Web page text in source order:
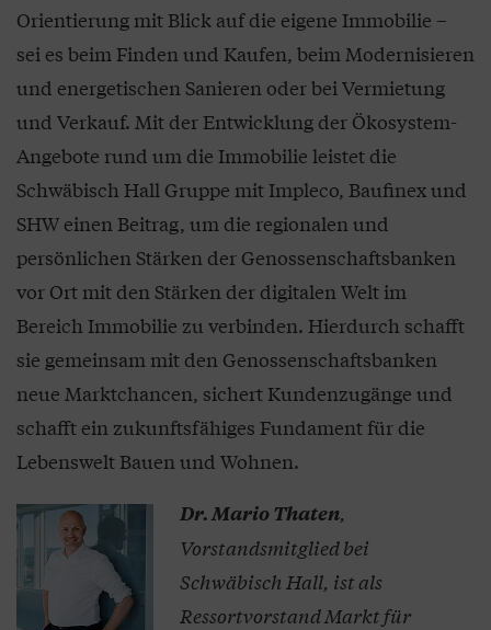
Orientierung mit Blick auf die eigene Immobilie –
sei es beim Finden und Kaufen, beim Modernisieren
und energetischen Sanieren oder bei Vermietung
und Verkauf. Mit der Entwicklung der Ökosystem-
Angebote rund um die Immobilie leistet die
Schwäbisch Hall Gruppe mit Impleco, Baufinex und
SHW einen Beitrag, um die regionalen und
persönlichen Stärken der Genossenschaftsbanken
vor Ort mit den Stärken der digitalen Welt im
Bereich Immobilie zu verbinden. Hierdurch schafft
sie gemeinsam mit den Genossenschaftsbanken
neue Marktchancen, sichert Kundenzugänge und
schafft ein zukunftsfähiges Fundament für die
Lebenswelt Bauen und Wohnen.
Dr. Mario Thaten,
Vorstandsmitglied bei
Schwäbisch Hall, ist als
Ressortvorstand Markt für